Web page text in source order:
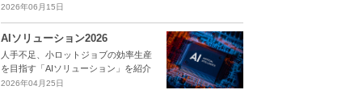
2026年06月15日
AIソリューション2026
人手不足、小ロットジョブの効率生産
を目指す「AIソリューション」を紹介
2026年04月25日